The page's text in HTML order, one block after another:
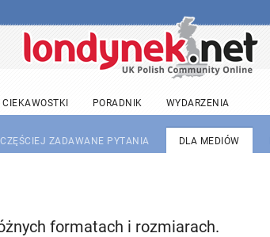
CIEKAWOSTKI PORADNIK WYDARZENIA
ZADAWANE PYTANIA DLA MEDIÓW
formatach i rozmiarach.